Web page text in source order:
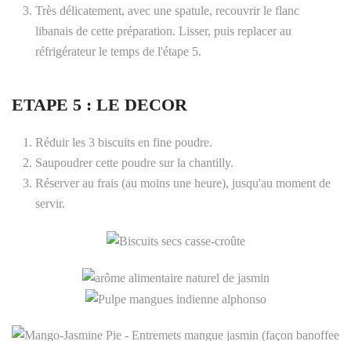
Très délicatement, avec une spatule, recouvrir le flanc
libanais de cette préparation. Lisser, puis replacer au
réfrigérateur le temps de l'étape 5.
ETAPE 5 : LE DECOR
Réduir les 3 biscuits en fine poudre.
Saupoudrer cette poudre sur la chantilly.
Réserver au frais (au moins une heure), jusqu'au moment de
servir.